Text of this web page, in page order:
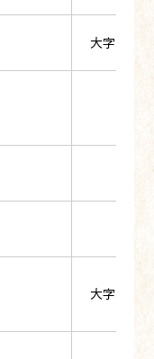
大字小野
大字小野